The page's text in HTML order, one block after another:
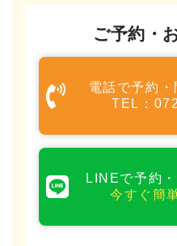
ご予約・
電話で予約
TEL：
LINEで予約
今すぐ簡